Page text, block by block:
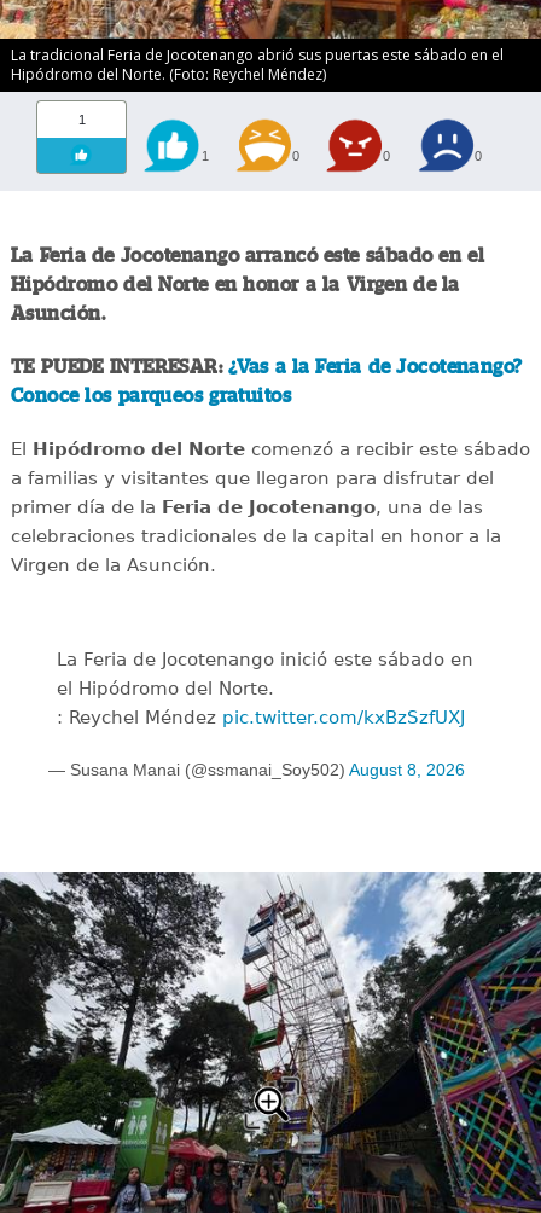
La tradicional Feria de Jocotenango abrió sus puertas este sábado en el
Hipódromo del Norte. (Foto: Reychel Méndez)
1
1 0 0 0
La Feria de Jocotenango arrancó este sábado en el
Hipódromo del Norte en honor a la Virgen de la
Asunción.
TE PUEDE INTERESAR:¿Vas a la Feria de Jocotenango?
Conoce los parqueos gratuitos
El Hipódromo del Nortecomenzó a recibir este sábado
a familias y visitantes que llegaron para disfrutar del
primer día de la Feria de Jocotenango, una de las
celebraciones tradicionales de la capital en honor a la
Virgen de la Asunción.
La Feria de Jocotenango inició este sábado en
el Hipódromo del Norte.
: Reychel Méndez pic.twitter.com/kxBzSzfUXJ
— Susana Manai (@ssmanai_Soy502) August 8, 2026